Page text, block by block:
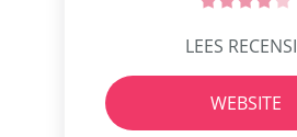
LEES
WEBSITE